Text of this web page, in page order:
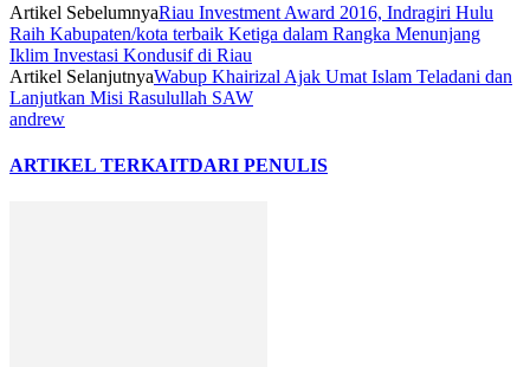
Artikel SebelumnyaRiau Investment Award 2016, Indragiri Hulu
Raih Kabupaten/kota terbaik Ketiga dalam Rangka Menunjang
Iklim Investasi Kondusif di Riau
Artikel SelanjutnyaWabup Khairizal Ajak Umat Islam Teladani dan
Lanjutkan Misi Rasulullah SAW
andrew
ARTIKEL TERKAITDARI PENULIS